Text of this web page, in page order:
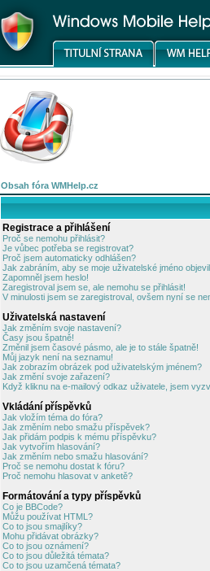
Obsah fóra WMHelp.cz
Registrace a přihlášení
Proč se nemohu přihlásit?
Je vůbec potřeba se registrovat?
Proč jsem automaticky odhlášen?
Jak zabráním, aby se moje uživatelské jméno
Zapomněl jsem heslo!
Zaregistroval jsem se, ale nemohu se přihlásit!
V minulosti jsem se zaregistroval, ovšem nyní se
Uživatelská nastavení
Jak změním svoje nastavení?
Časy jsou špatně!
Změnil jsem časové pásmo, ale je to stále špatně!
Můj jazyk není na seznamu!
Jak zobrazím obrázek pod uživatelským jménem?
Jak změní svoje zařazení?
Když kliknu na e-mailový odkaz uživatele, jsem
Vkládání příspěvků
Jak vložím téma do fóra?
Jak změním nebo smažu příspěvek?
Jak přidám podpis k mému příspěvku?
Jak vytvořím hlasování?
Jak změním nebo smažu hlasování?
Proč se nemohu dostat k fóru?
Proč nemohu hlasovat v anketě?
Formátování a typy příspěvků
Co je BBCode?
Můžu používat HTML?
Co to jsou smajlíky?
Mohu přidávat obrázky?
Co to jsou oznámení?
Co to jsou důležitá témata?
Co to jsou uzamčená témata?